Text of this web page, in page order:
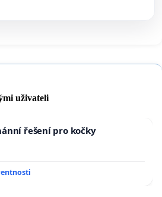
uživateli
řešení pro kočky